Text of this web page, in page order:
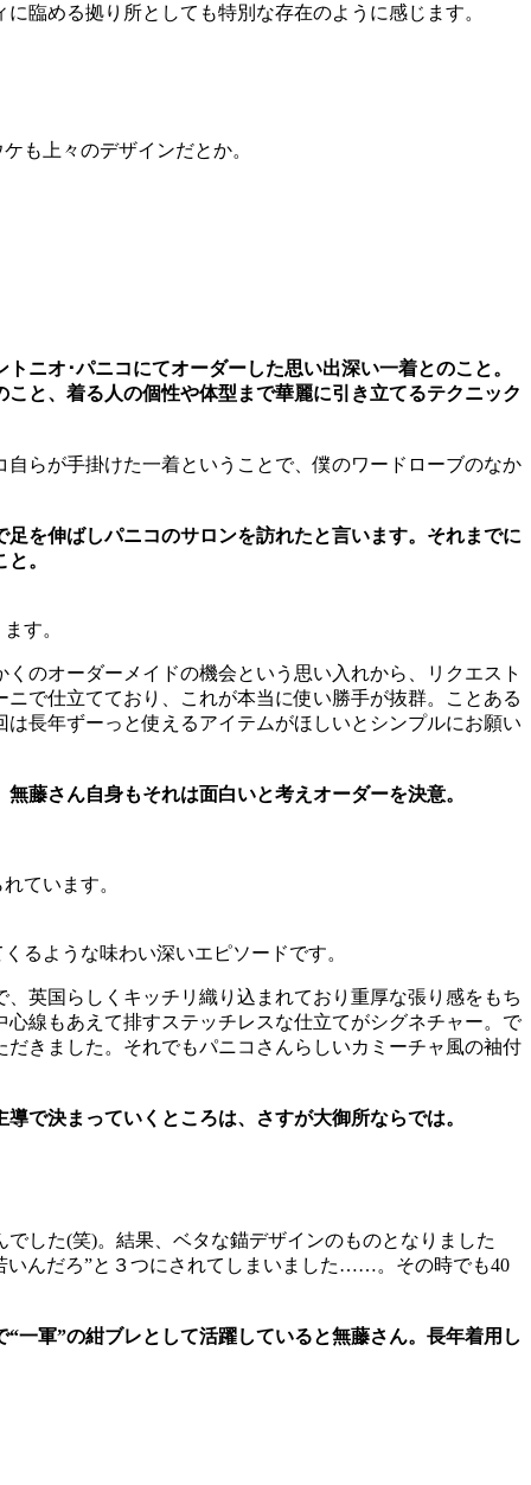
臨める拠り所としても特別な存在のように感じます。
も上々のデザインだとか。
ニオ･パニコにてオーダーした思い出深い一着とのこと。
と、着る人の個性や体型まで華麗に引き立てるテクニック
らが手掛けた一着ということで、僕のワードローブのなか
を伸ばしパニコのサロンを訪れたと言います。それまでに
。
す。
のオーダーメイドの機会という思い入れから、リクエスト
で仕立てており、これが本当に使い勝手が抜群。ことある
長年ずーっと使えるアイテムがほしいとシンプルにお願い
藤さん自身もそれは面白いと考えオーダーを決意。
ています。
るような味わい深いエピソードです。
英国らしくキッチリ織り込まれており重厚な張り感をもち
線もあえて排すステッチレスな仕立てがシグネチャー。で
きました。それでもパニコさんらしいカミーチャ風の袖付
で決まっていくところは、さすが大御所ならでは。
した(笑)。結果、ベタな錨デザインのものとなりました
いんだろ”と３つにされてしまいました……。その時でも40
一軍”の紺ブレとして活躍していると無藤さん。長年着用し